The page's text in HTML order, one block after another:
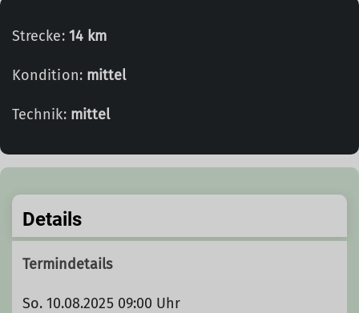
Strecke: 14 km
Kondition: mittel
Technik: mittel
Details
Termindetails
So. 10.08.2025 09:00 Uhr